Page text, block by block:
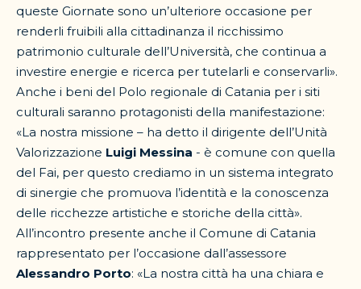
queste Giornate sono un’ulteriore occasione per
renderli fruibili alla cittadinanza il ricchissimo
patrimonio culturale dell’Università, che continua a
investire energie e ricerca per tutelarli e conservarli».
Anche i beni del Polo regionale di Catania per i siti
culturali saranno protagonisti della manifestazione:
«La nostra missione – ha detto il dirigente dell’Unità
Valorizzazione Luigi Messina - è comune con quella
del Fai, per questo crediamo in un sistema integrato
di sinergie che promuova l’identità e la conoscenza
delle ricchezze artistiche e storiche della città».
All’incontro presente anche il Comune di Catania
rappresentato per l’occasione dall’assessore
Alessandro Porto: «La nostra città ha una chiara e